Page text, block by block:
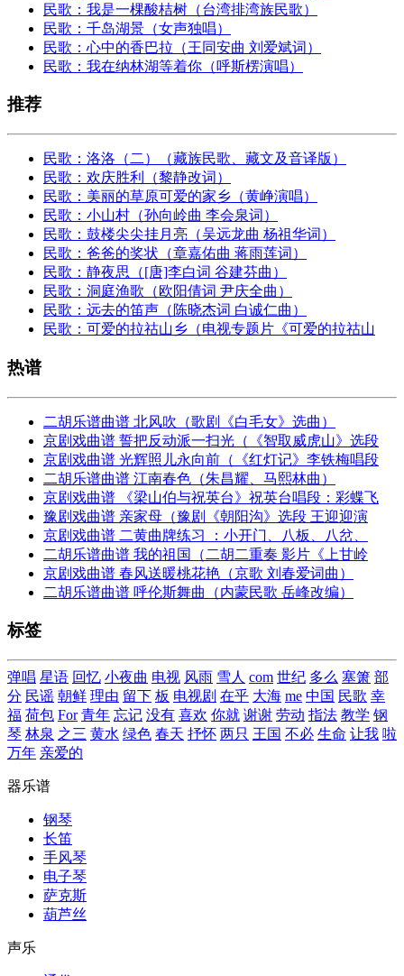
民歌：我是一棵酸桔树（台湾排湾族民歌）
民歌：千岛湖景（女声独唱）
民歌：心中的香巴拉（王同安曲 刘爱斌词）
民歌：我在纳林湖等着你（呼斯楞演唱）
推荐
民歌：洛洛（二）（藏族民歌、藏文及音译版）
民歌：欢庆胜利（黎静改词）
民歌：美丽的草原可爱的家乡（黄峥演唱）
民歌：小山村（孙向岭曲 李会泉词）
民歌：鼓楼尖尖挂月亮（吴远龙曲 杨祖华词）
民歌：爸爸的奖状（章嘉佑曲 蒋雨莲词）
民歌：静夜思（[唐]李白词 谷建芬曲）
民歌：洞庭渔歌（欧阳倩词 尹庆全曲）
民歌：远去的笛声（陈晓杰词 白诚仁曲）
民歌：可爱的拉祜山乡（电视专题片《可爱的拉祜山
热谱
二胡乐谱曲谱 北风吹（歌剧《白毛女》选曲）
京剧戏曲谱 誓把反动派一扫光（《智取威虎山》选段
京剧戏曲谱 光辉照儿永向前（《红灯记》李铁梅唱段
二胡乐谱曲谱 江南春色（朱昌耀、马熙林曲）
京剧戏曲谱 《梁山伯与祝英台》祝英台唱段：彩蝶飞
豫剧戏曲谱 亲家母（豫剧《朝阳沟》选段 王迎迎演
京剧戏曲谱 二黄曲牌练习 ：小开门、八板、八岔、
二胡乐谱曲谱 我的祖国（二胡二重奏 影片《上甘岭
京剧戏曲谱 春风送暖桃花艳（京歌 刘春爱词曲）
二胡乐谱曲谱 呼伦斯舞曲（内蒙民歌 岳峰改编）
标签
弹唱 星语 回忆 小夜曲 电视 风雨 雪人 com 世纪 多么 塞箫 部
分 民谣 朝鲜 理由 留下 板 电视剧 在乎 大海 me 中国 民歌 幸
福 荷包 For 青年 忘记 没有 喜欢 你就 谢谢 劳动 指法 教学 钢
琴 林泉 之三 黄水 绿色 春天 抒怀 两只 王国 不必 生命 让我 啦
万年 亲爱的
器乐谱
钢琴
长笛
手风琴
电子琴
萨克斯
葫芦丝
声乐